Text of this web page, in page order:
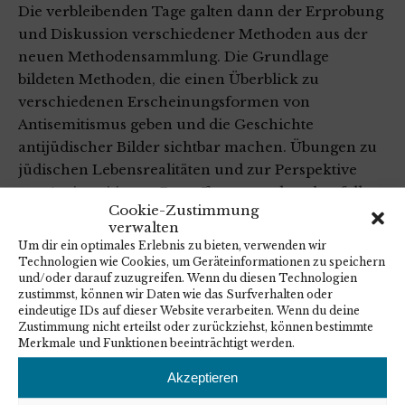
Cookie-Zustimmung
verwalten
Um dir ein optimales Erlebnis zu bieten, verwenden wir
Technologien wie Cookies, um Geräteinformationen zu speichern
und/oder darauf zuzugreifen. Wenn du diesen Technologien
zustimmst, können wir Daten wie das Surfverhalten oder
eindeutige IDs auf dieser Website verarbeiten. Wenn du deine
Zustimmung nicht erteilst oder zurückziehst, können bestimmte
Merkmale und Funktionen beeinträchtigt werden.
Akzeptieren
Die verbleibenden Tage galten dann der Erprobung
und Diskussion verschiedener Methoden aus der
neuen Methodensammlung. Die Grundlage
bildeten Methoden, die einen Überblick zu
verschiedenen Erscheinungsformen von
Antisemitismus geben und die Geschichte
antijüdischer Bilder sichtbar machen. Übungen zu
jüdischen Lebensrealitäten und zur Perspektive
von Antisemitismus Betroffener wurden ebenfalls
vorgestellt, durchgeführt und diskutiert. Auf die
Spuren lokaler jüdischer Geschichte begaben sich
die Fachkräfte entlang der Stolpersteine in
Wittenberg. In die regionale antijüdische
(christliche) Bildgeschichte wurde durch das
Projekt „Bildspuren“ der Evangelischen Akademie
Sachsen-Anhalt eingeführt. Abschließend
konzentrierte sich das Seminar auf Methoden, die
eine Auseinandersetzung mit der Geschichte von